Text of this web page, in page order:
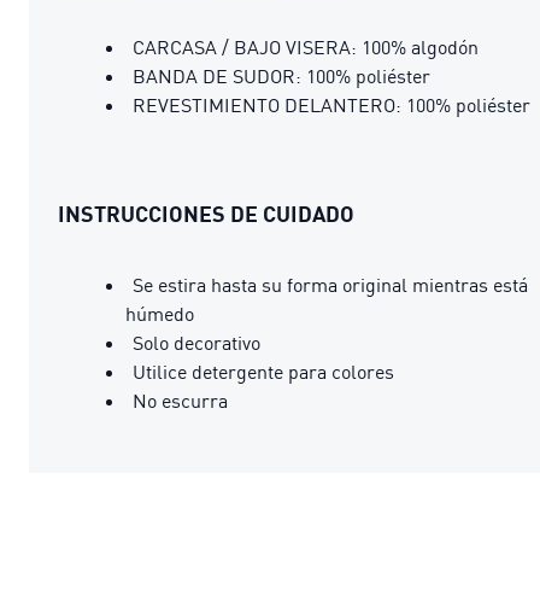
CARCASA / BAJO VISERA: 100% algodón
BANDA DE SUDOR: 100% poliéster
REVESTIMIENTO DELANTERO: 100% poliéster
INSTRUCCIONES DE CUIDADO
Se estira hasta su forma original mientras está
húmedo
Solo decorativo
Utilice detergente para colores
No escurra